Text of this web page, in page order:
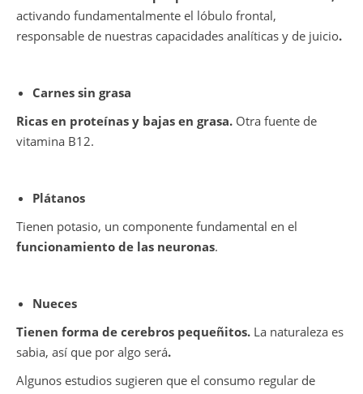
activando fundamentalmente el lóbulo frontal,
responsable de nuestras capacidades analíticas y de juicio.
Carnes sin grasa
Ricas en proteínas y bajas en grasa. Otra fuente de
vitamina B12.
Plátanos
Tienen potasio, un componente fundamental en el
funcionamiento de las neuronas.
Nueces
Tienen forma de cerebros pequeñitos. La naturaleza es
sabia, así que por algo será.
Algunos estudios sugieren que el consumo regular de